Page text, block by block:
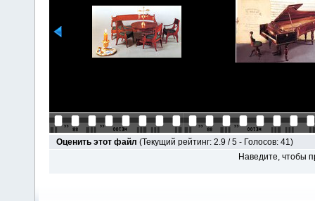
Оценить этот файл (Текущий рейтинг: 2.9 / 5 - Голосов: 41)
Наведите, чтобы